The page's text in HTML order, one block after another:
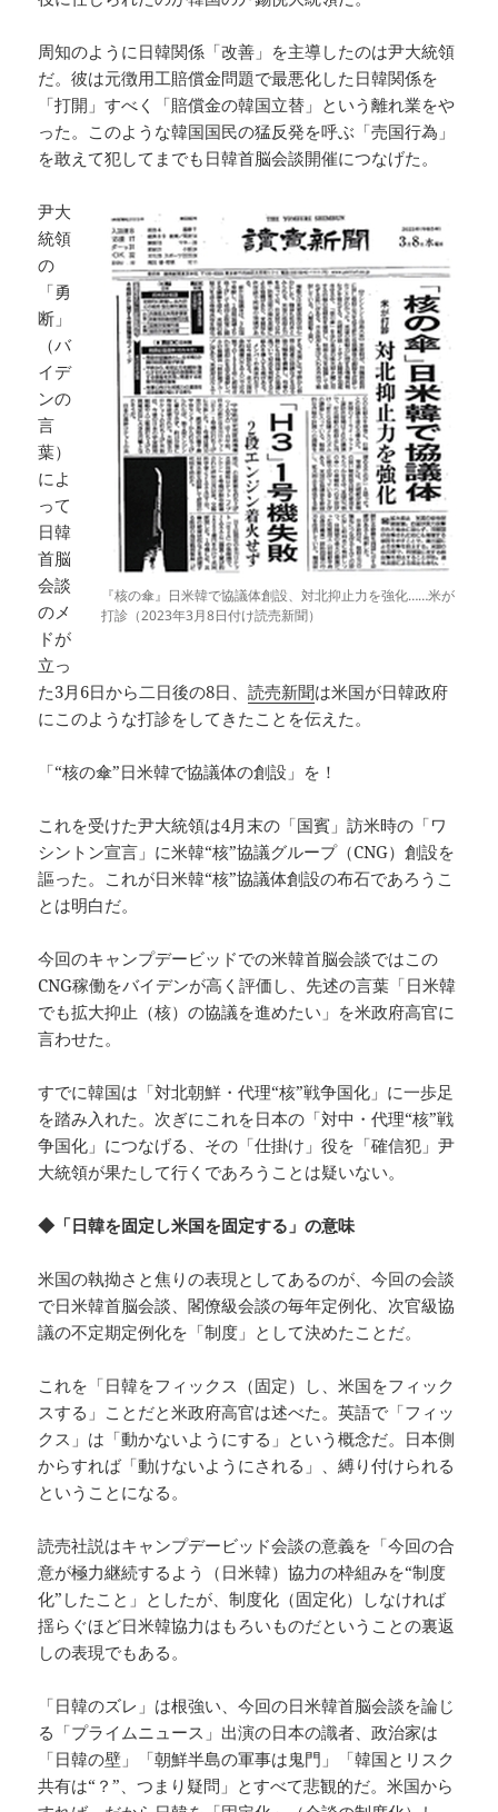
周知のように日韓関係「改善」を主導したのは尹大統領
だ。彼は元徴用工賠償金問題で最悪化した日韓関係を
「打開」すべく「賠償金の韓国立替」という離れ業をや
った。このような韓国国民の猛反発を呼ぶ「売国行為」
を敢えて犯してまでも日韓首脳会談開催につなげた。
『核の傘』日米韓で協議体創設、対北抑止力を強化……米が
打診（2023年3月8日付け読売新聞）
尹大
統領
の
「勇
断」
（バ
イデ
ンの
言
葉）
によ
って
日韓
首脳
会談
のメ
ドが
立っ
た3月6日から二日後の8日、読売新聞は米国が日韓政府
にこのような打診をしてきたことを伝えた。
「“核の傘”日米韓で協議体の創設」を！
これを受けた尹大統領は4月末の「国賓」訪米時の「ワ
シントン宣言」に米韓“核”協議グループ（CNG）創設を
謳った。これが日米韓“核”協議体創設の布石であろうこ
とは明白だ。
今回のキャンプデービッドでの米韓首脳会談ではこの
CNG稼働をバイデンが高く評価し、先述の言葉「日米韓
でも拡大抑止（核）の協議を進めたい」を米政府高官に
言わせた。
すでに韓国は「対北朝鮮・代理“核”戦争国化」に一歩足
を踏み入れた。次ぎにこれを日本の「対中・代理“核”戦
争国化」につなげる、その「仕掛け」役を「確信犯」尹
大統領が果たして行くであろうことは疑いない。
◆「日韓を固定し米国を固定する」の意味
米国の執拗さと焦りの表現としてあるのが、今回の会談
で日米韓首脳会談、閣僚級会談の毎年定例化、次官級協
議の不定期定例化を「制度」として決めたことだ。
これを「日韓をフィックス（固定）し、米国をフィック
スする」ことだと米政府高官は述べた。英語で「フィッ
クス」は「動かないようにする」という概念だ。日本側
からすれば「動けないようにされる」、縛り付けられる
ということになる。
読売社説はキャンプデービッド会談の意義を「今回の合
意が極力継続するよう（日米韓）協力の枠組みを“制度
化”したこと」としたが、制度化（固定化）しなければ
揺らぐほど日米韓協力はもろいものだということの裏返
しの表現でもある。
「日韓のズレ」は根強い、今回の日米韓首脳会談を論じ
る「プライムニュース」出演の日本の識者、政治家は
「日韓の壁」「朝鮮半島の軍事は鬼門」「韓国とリスク
共有は“？”、つまり疑問」とすべて悲観的だ。米国から